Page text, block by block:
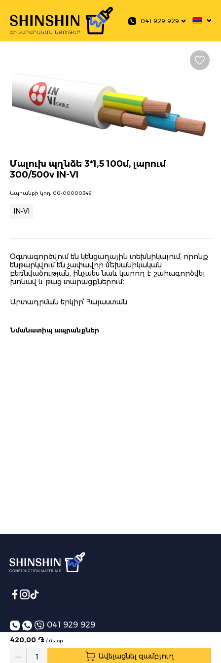
041 929 929
Մալուխ պղնձե 3*1,5 100մ, լարում
300/500v IN-VI
Ապրանքի կոդ: 00-00000346
IN-VI
Oգտագործվում են կենցաղային տեխնիկայում, որոնք
ենթարկվում են չափավոր մեխանիկական
բեռնվածության, ինչպես նաև կարող է շահագործվել
խոնավ և թաց տարացքներում։
Արտադրման երկիր՝ Հայաստան
420,00 ֏ / մետր
Quantity Ավելացնել զամբյուղ
Նմանատիպ ապրանքներ
041 929 929
info@shinshin.am
Առաքման ժամեր՝ 10:00-19:00